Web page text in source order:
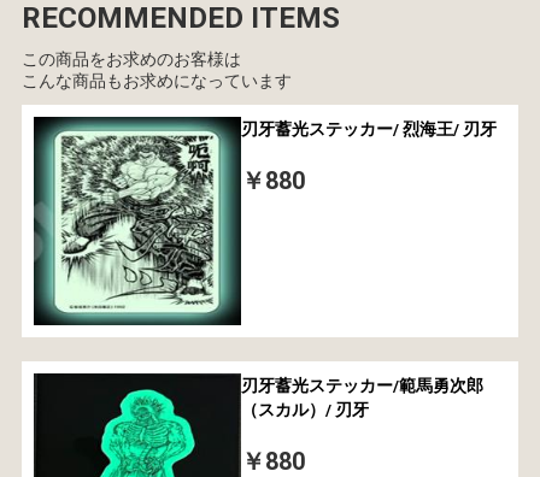
RECOMMENDED ITEMS
この商品をお求めのお客様は
こんな商品もお求めになっています
刃牙蓄光ステッカー/ 烈海王/ 刃牙
￥880
刃牙蓄光ステッカー/範馬勇次郎
（スカル）/ 刃牙
￥880